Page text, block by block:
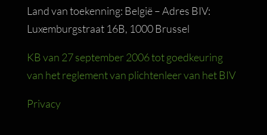
Land van toekenning: België – Adres BIV:
Luxemburgstraat 16B, 1000 Brussel
KB van 27 september 2006 tot goedkeuring
van het reglement van plichtenleer van het BIV
Privacy